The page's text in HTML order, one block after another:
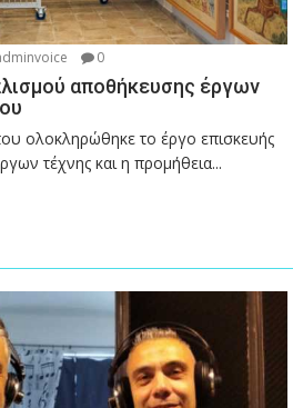
0
αποθήκευσης έργων
ολοκληρώθηκε το έργο επισκευής
τέχνης και η προμήθεια...